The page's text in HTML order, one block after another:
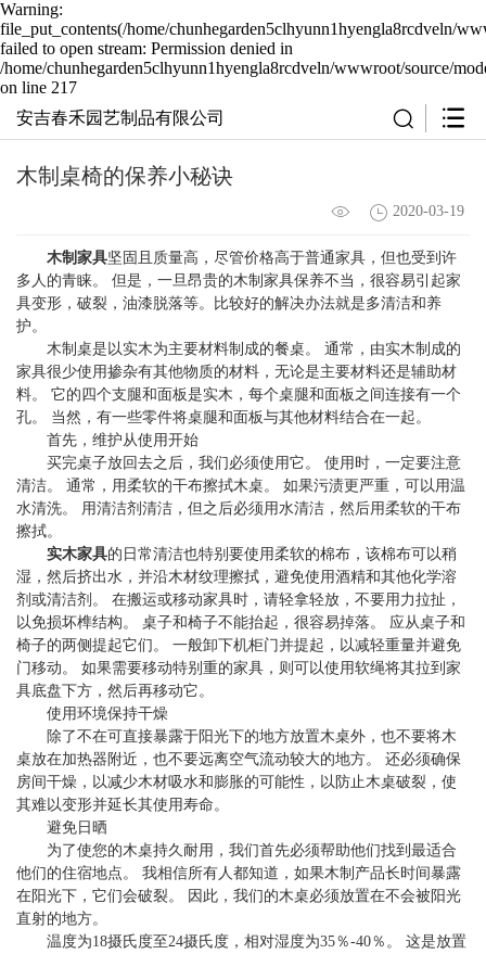
Warning:
file_put_contents(/home/chunhegarden5clhyunn1hyengla8rcdveln/
failed to open stream: Permission denied in
/home/chunhegarden5clhyunn1hyengla8rcdveln/wwwroot/source/
on line 217
安吉春禾园艺制品有限公司
木制桌椅的保养小秘诀
2020-03-19
木制家具坚固且质量高，尽管价格高于普通家具 ，但也受到许
多人的青睐。 但是，一旦昂贵的木制家具保养不当，很容易引起家
具变形，破裂，油漆脱落等。比较好的解决办法就是多清洁和养
护。
木制桌是以实木为主要材料制成的餐桌。 通常，由实木制成的
家具很少使用掺杂有其他物质的材料，无论是主要材料还是辅助材
料。 它的四个支腿和面板是实木，每个桌腿和面板之间连接有一个
孔。 当然，有一些零件将桌腿和面板与其他材料结合在一起。
首先，维护从使用开始
买完桌子放回去之后，我们必须使用它。 使用时，一定要注意
清洁。 通常，用柔软的干布擦拭木桌。 如果污渍更严重，可以用温
水清洗。 用清洁剂清洁，但之后必须用水清洁，然后用柔软的干布
擦拭。
实木家具的日常清洁也特别要使用柔软的棉布，该棉布可以稍
湿，然后挤出水，并沿木材纹理擦拭，避免使用酒精和其他化学溶
剂或清洁剂。 在搬运或移动家具时，请轻拿轻放，不要用力拉扯，
以免损坏榫结构。 桌子和椅子不能抬起，很容易掉落。 应从桌子和
椅子的两侧提起它们。 一般卸下机柜门并提起，以减轻重量并避免
门移动。 如果需要移动特别重的家具，则可以使用软绳将其拉到家
具底盘下方，然后再移动它。
使用环境保持干燥
除了不在可直接暴露于阳光下的地方放置木桌外，也不要将木
桌放在加热器附近，也不要远离空气流动较大的地方。 还必须确保
房间干燥，以减少木材吸水和膨胀的可能性，以防止木桌破裂，使
其难以变形并延长其使用寿命。
避免日晒
为了使您的木桌持久耐用，我们首先必须帮助他们找到最适合
他们的住宿地点。 我相信所有人都知道，如果木制产品长时间暴露
在阳光下，它们会破裂。 因此，我们的木桌必须放置在不会被阳光
直射的地方。
温度为18摄氏度至24摄氏度，相对湿度为35％-40％。 这是放置